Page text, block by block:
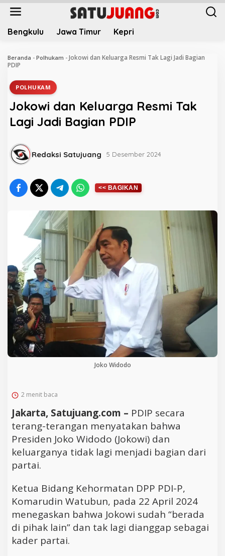
L
Bengkulu Jawa Timur Kepri
Beranda - Polhukam - Jokowi dan Keluarga Resmi Tak Lagi Jadi Bagian
PDIP
POLHUKAM
Jokowi dan Keluarga Resmi Tak
Lagi Jadi Bagian PDIP
Redaksi Satujuang 5 Desember 2024
Joko Widodo
2 menit baca
Jakarta, Satujuang.com – PDIP secara
terang-terangan menyatakan bahwa
Presiden Joko Widodo (Jokowi) dan
keluarganya tidak lagi menjadi bagian dari
partai.
Ketua Bidang Kehormatan DPP PDI-P,
Komarudin Watubun, pada 22 April 2024
menegaskan bahwa Jokowi sudah “berada
di pihak lain” dan tak lagi dianggap sebagai
kader partai.